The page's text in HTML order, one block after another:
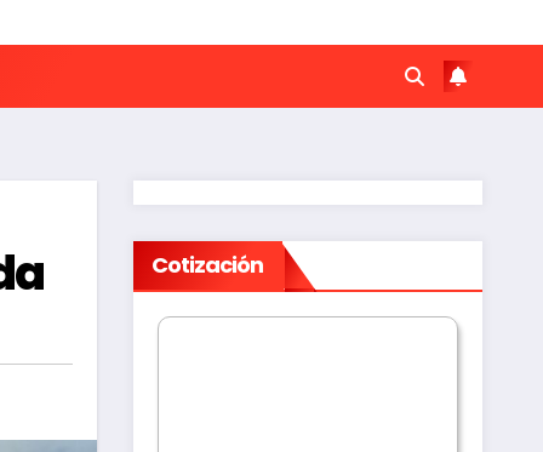
Cotización